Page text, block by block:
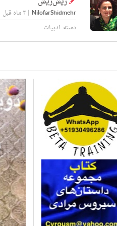
NilofarShidmehr
| ۴ ماه قبل
دسته:ادبیات